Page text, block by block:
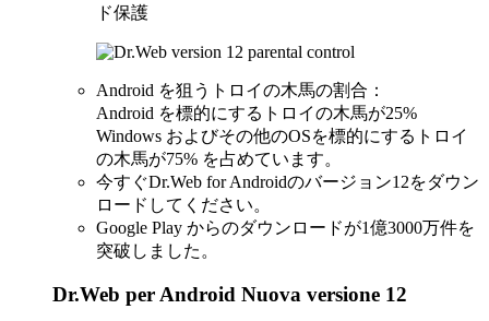
ド保護
Android を狙うトロイの木馬の割合：
Android を標的にするトロイの木馬が25%
Windows およびその他のOSを標的にするトロイ
の木馬が75% を占めています。
今すぐDr.Web for Androidのバージョン12をダウン
ロードしてください。
Google Play からのダウンロードが1億3000万件を
突破しました。
Dr.Web per Android Nuova versione 12